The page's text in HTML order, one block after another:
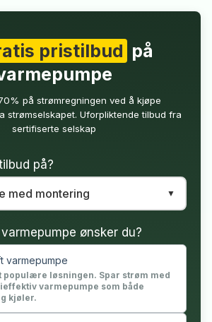
pristilbud på
på strømregningen ved å kjøpe
strømselskapet. Uforpliktende tilbud fra
sertifiserte selskap
på?
ønsker du?
varmepumpe
populære løsningen. Spar strøm med
varmepumpe som både
kjøler.